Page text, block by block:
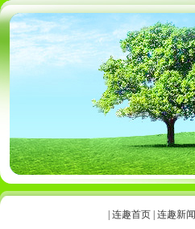
连趣首页| 连趣新闻